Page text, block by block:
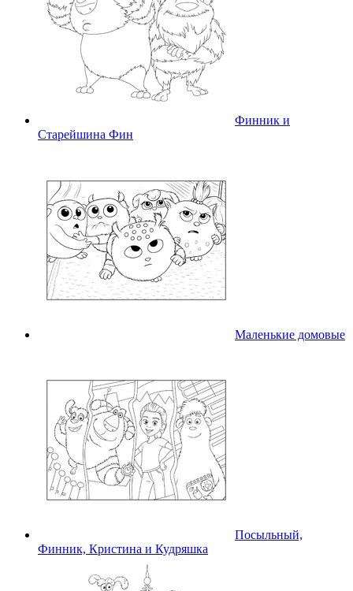
Финник и
Старейшина Фин
Маленькие домовые
Посыльный,
Финник, Кристина и Кудряшка